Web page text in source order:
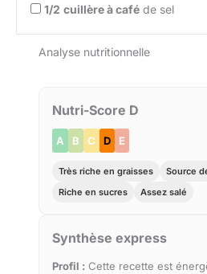
1/2 cuillère à café de sel
Analyse nutritionnelle
Nutri-Score D
A B C D E
Très riche en graisses
Source
Riche en sucres
Assez salé
Synthèse express
Profil : Cette recette est